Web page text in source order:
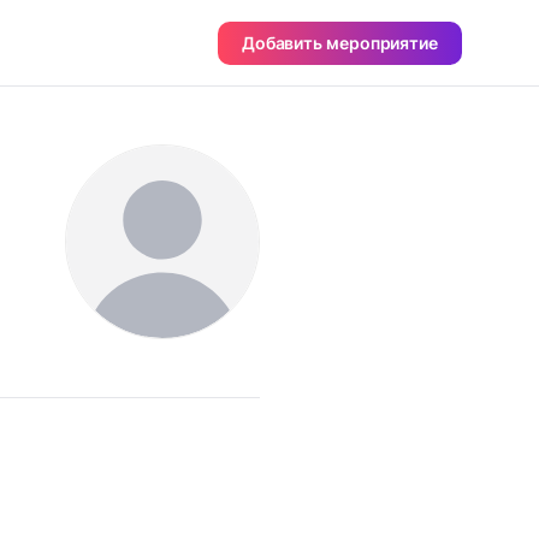
Добавить мероприятие